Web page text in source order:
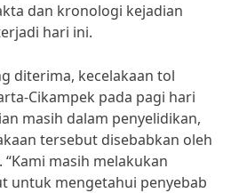
dan kronologi kejadian
hari ini.
diterima, kecelakaan tol
Cikampek pada pagi hari
masih dalam penyelidikan,
tersebut disebabkan oleh
masih melakukan
untuk mengetahui penyebab